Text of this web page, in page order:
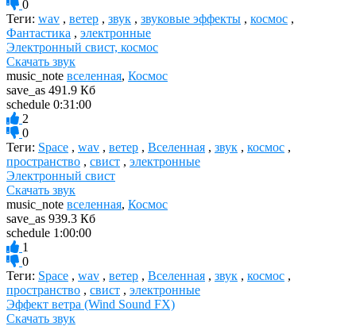
0
Теги: wav , ветер , звук , звуковые эффекты , космос ,
Фантастика , электронные
Электронный свист, космос
Скачать звук
music_note вселенная, Космос
save_as 491.9 Кб
schedule 0:31:00
2
0
Теги: Space , wav , ветер , Вселенная , звук , космос ,
пространство , свист , электронные
Электронный свист
Скачать звук
music_note вселенная, Космос
save_as 939.3 Кб
schedule 1:00:00
1
0
Теги: Space , wav , ветер , Вселенная , звук , космос ,
пространство , свист , электронные
Эффект ветра (Wind Sound FX)
Скачать звук